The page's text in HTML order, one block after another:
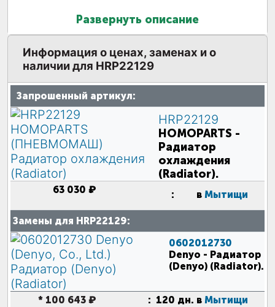
Развернуть описание
Информация о ценах, заменах и о
наличии для HRP22129
Запрошенный артикул:
HRP22129
HOMOPARTS -
Радиатор
охлаждения
(Radiator).
63 030 ₽ : в Мытищи
Замены для HRP22129:
0602012730
Denyo - Радиатор
(Denyo) (Radiator).
* 100 643 ₽ : 120 дн. в Мытищи